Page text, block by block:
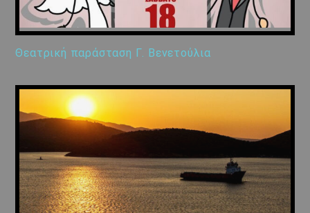
Θεατρική παράσταση Γ. Βενετούλια